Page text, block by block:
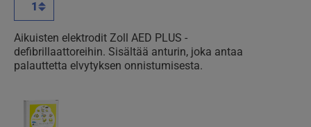
aikuisten
elektrodit
määrä
Aikuisten elektrodit Zoll AED PLUS -
defibrillaattoreihin. Sisältää anturin, joka antaa
palauttetta elvytyksen onnistumisesta.